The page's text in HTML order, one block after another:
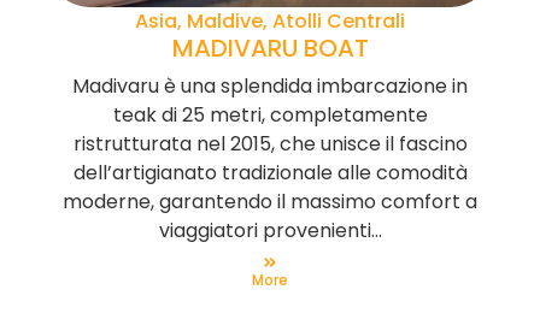
Asia, Maldive, Atolli Centrali
MADIVARU BOAT
Madivaru è una splendida imbarcazione in
teak di 25 metri, completamente
ristrutturata nel 2015, che unisce il fascino
dell’artigianato tradizionale alle comodità
moderne, garantendo il massimo comfort a
viaggiatori provenienti...
More